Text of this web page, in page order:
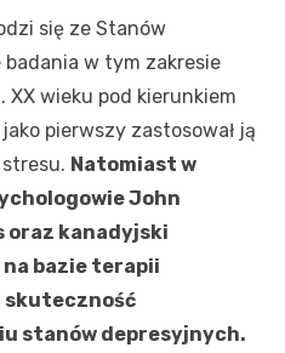
się ze Stanów
w tym zakresie
XX wieku pod kierunkiem
pierwszy zastosował ją
Natomiast w
John
oraz kanadyjski
bazie terapii
skuteczność
stanów depresyjnych.